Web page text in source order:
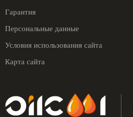
Гарантия
Персональные данные
Условия использования сайта
Карта сайта